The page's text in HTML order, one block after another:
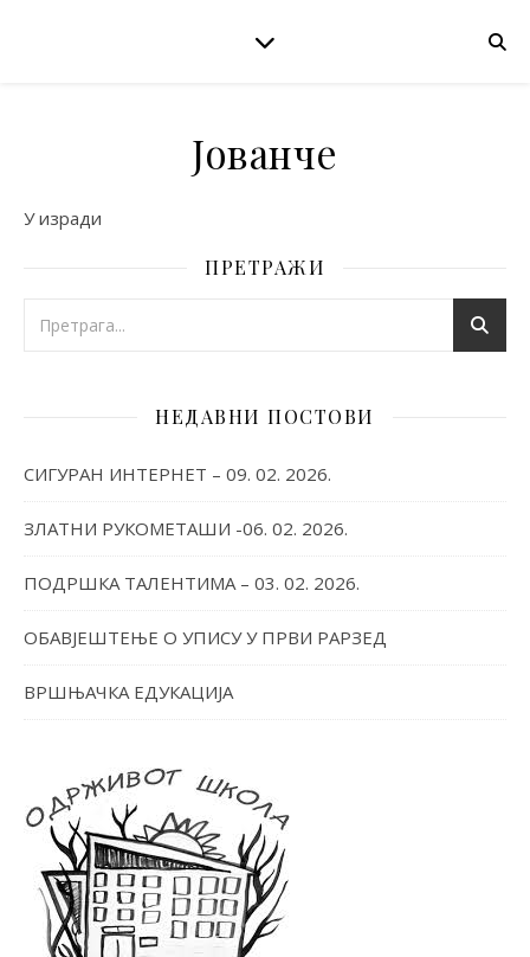
Јованче
У изради
ПРЕТРАЖИ
НЕДАВНИ ПОСТОВИ
СИГУРАН ИНТЕРНЕТ – 09. 02. 2026.
ЗЛАТНИ РУКОМЕТАШИ -06. 02. 2026.
ПОДРШКА ТАЛЕНТИМА – 03. 02. 2026.
ОБАВЈЕШТЕЊЕ О УПИСУ У ПРВИ РАРЗЕД
ВРШЊАЧКА ЕДУКАЦИЈА